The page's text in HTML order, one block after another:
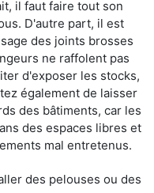
il faut faire tout son
D'autre part, il est
des joints brosses
ne raffolent pas
d'exposer les stocks,
également de laisser
des bâtiments, car les
des espaces libres et
mal entretenus.
des pelouses ou des